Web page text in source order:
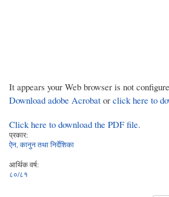
It appears your Web browser is not
Download adobe Acrobat or click here to
Click here to download the PDF file.
प्रकार:
ऐन, कानुन तथा निर्देशिका
आर्थिक वर्ष:
८०/८१